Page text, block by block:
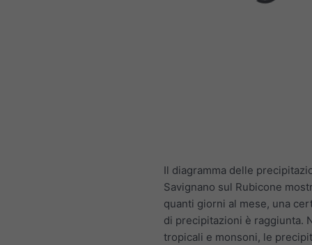
Il diagramma delle
Savignano sul Rubicone
quanti giorni al mese, una
di precipitazioni è raggiunta.
tropicali e monsoni, le